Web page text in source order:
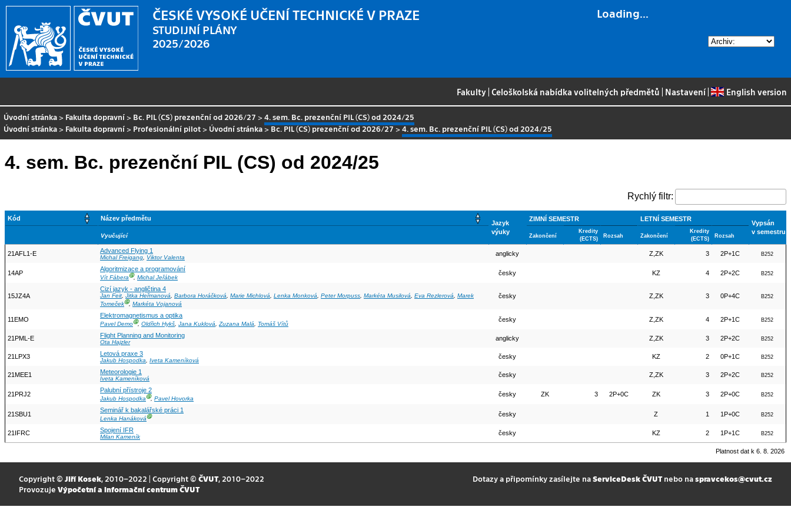
Loading...
ČESKÉ VYSOKÉ UČENÍ TECHNICKÉ V PRAZE
STUDIJNÍ PLÁNY
2025/2026
Fakulty |Celoškolská nabídka volitelných předmětů Nastavení| English version
Úvodní stránka > Fakulta dopravní > Bc. PIL (CS) prezenční od 2026/27 >4. sem. Bc. prezenční PIL (CS) od 2024/25
Úvodní stránka > Fakulta dopravní > Profesionální pilot > Úvodní stránka >Bc. PIL (CS) prezenční od 2026/27>4. sem. Bc. prezenční PIL (CS) od 2024/25
4. sem. Bc. prezenční PIL (CS) od 2024/25
Rychlý filtr:
Kód Název předmětu
Jazyk
výuky
ZIMNÍ SEMESTR LETNÍ SEMESTR
Vypsán
v semestru
Vyučující Zakončení
Kredity
(ECTS)
Rozsah Zakončení
Kredity
(ECTS)
Rozsah
21AFL1-E Advanced Flying 1
Michal Freigang, Viktor Valenta
anglicky Z,ZK 3 2P+1C B252
14AP
Algoritmizace a programování
Vít FáberaⒼ, Michal Jeřábek
česky KZ 4 2P+2C B252
15JZ4A
Cizí jazyk - angličtina 4
Jan Feit, Jitka Heřmanová, Barbora Horáčková, Marie Michlová, Lenka Monková, Peter Morpuss, Markéta Musilová, Eva Rezlerová, Marek
TomečekⒼ, Markéta Vojanová
česky Z,ZK 3 0P+4C B252
11EMO
Elektromagnetismus a optika
Pavel DemoⒼ, Oldřich Hykš, Jana Kuklová,Zuzana Malá, Tomáš Vítů
česky Z,ZK 4 2P+1C B252
21PML-E Flight Planning and Monitoring
Ota Hajzler
anglicky Z,ZK 3 2P+2C B252
21LPX3 Letová praxe 3
Jakub Hospodka, Iveta Kameníková
česky KZ 2 0P+1C B252
21MEE1 Meteorologie 1
Iveta Kameníková
česky Z,ZK 3 2P+2C B252
21PRJ2
Palubní přístroje 2
Jakub HospodkaⒼ, Pavel Hovorka
česky ZK 3 2P+0C ZK 3 2P+0C B252
21SBU1
Seminář k bakalářské práci 1
Lenka HanákováⒼ česky Z 1 1P+0C B252
21IFRC Spojení IFR
Milan Kameník
česky KZ 2 1P+1C B252
Platnost dat k 6. 8. 2026
Copyright © Jiří Kosek, 2010–2022 | Copyright © ČVUT, 2010–2022
Provozuje Výpočetní a informační centrum ČVUT
Dotazy a připomínky zasílejte naServiceDesk ČVUTnebo naspravcekos@cvut.cz